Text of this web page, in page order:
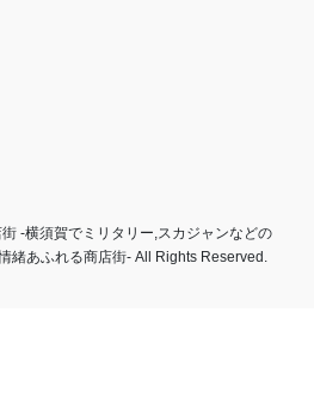
‐横須賀でミリタリー,スカジャンなどの
緒あふれる商店街‐ All Rights Reserved.